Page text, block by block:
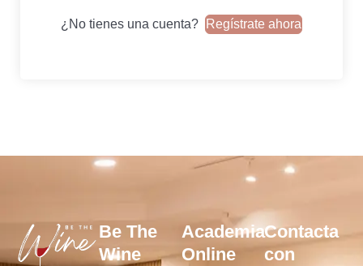
¿No tienes una cuenta? Regístrate ahora
Be The
Wine
Academia
Online
Contacta
con